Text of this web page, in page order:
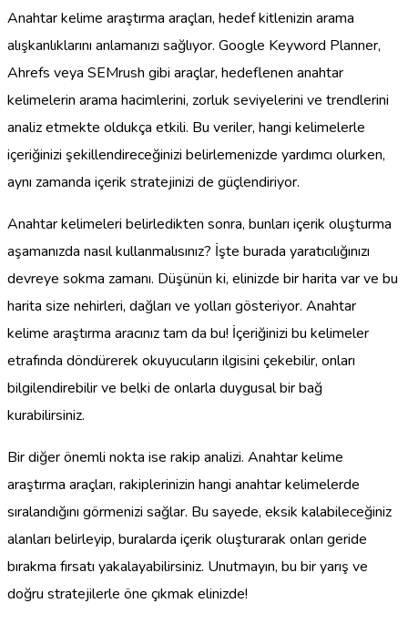
Anahtar kelime araştırma araçları, hedef kitlenizin arama
alışkanlıklarını anlamanızı sağlıyor. Google Keyword Planner,
Ahrefs veya SEMrush gibi araçlar, hedeflenen anahtar
kelimelerin arama hacimlerini, zorluk seviyelerini ve trendlerini
analiz etmekte oldukça etkili. Bu veriler, hangi kelimelerle
içeriğinizi şekillendireceğinizi belirlemenizde yardımcı olurken,
aynı zamanda içerik stratejinizi de güçlendiriyor.
Anahtar kelimeleri belirledikten sonra, bunları içerik oluşturma
aşamanızda nasıl kullanmalısınız? İşte burada yaratıcılığınızı
devreye sokma zamanı. Düşünün ki, elinizde bir harita var ve bu
harita size nehirleri, dağları ve yolları gösteriyor. Anahtar
kelime araştırma aracınız tam da bu! İçeriğinizi bu kelimeler
etrafında döndürerek okuyucuların ilgisini çekebilir, onları
bilgilendirebilir ve belki de onlarla duygusal bir bağ
kurabilirsiniz.
Bir diğer önemli nokta ise rakip analizi. Anahtar kelime
araştırma araçları, rakiplerinizin hangi anahtar kelimelerde
sıralandığını görmenizi sağlar. Bu sayede, eksik kalabileceğiniz
alanları belirleyip, buralarda içerik oluşturarak onları geride
bırakma fırsatı yakalayabilirsiniz. Unutmayın, bu bir yarış ve
doğru stratejilerle öne çıkmak elinizde!